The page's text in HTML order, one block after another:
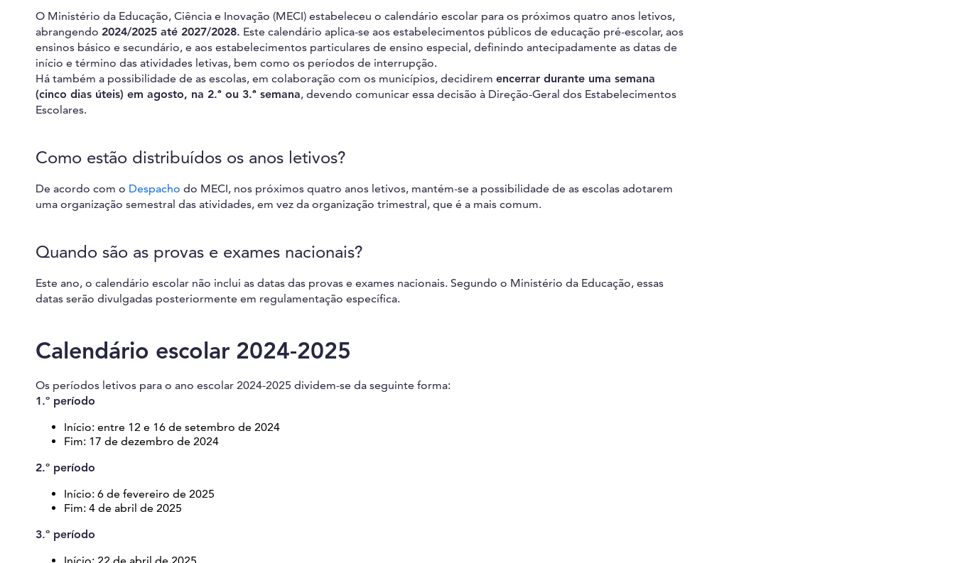
O Ministério da Educação, Ciência e Inovação (MECI) estabeleceu o calendário escolar para os próximos quatro anos letivos,
abrangendo 2024/2025 até 2027/2028. Este calendário aplica-se aos estabelecimentos públicos de educação pré-escolar, aos
ensinos básico e secundário, e aos estabelecimentos particulares de ensino especial, definindo antecipadamente as datas de
início e término das atividades letivas, bem como os períodos de interrupção.
Há também a possibilidade de as escolas, em colaboração com os municípios, decidirem encerrar durante uma semana
(cinco dias úteis) em agosto, na 2.ª ou 3.ª semana, devendo comunicar essa decisão à Direção-Geral dos Estabelecimentos
Escolares.
Como estão distribuídos os anos letivos?
De acordo com o Despacho do MECI, nos próximos quatro anos letivos, mantém-se a possibilidade de as escolas adotarem
uma organização semestral das atividades, em vez da organização trimestral, que é a mais comum.
Quando são as provas e exames nacionais?
Este ano, o calendário escolar não inclui as datas das provas e exames nacionais. Segundo o Ministério da Educação, essas
datas serão divulgadas posteriormente em regulamentação específica.
Calendário escolar 2024-2025
Os períodos letivos para o ano escolar 2024-2025 dividem-se da seguinte forma:
1.º período
Início: entre 12 e 16 de setembro de 2024
Fim: 17 de dezembro de 2024
2.º período
Início: 6 de fevereiro de 2025
Fim: 4 de abril de 2025
3.º período